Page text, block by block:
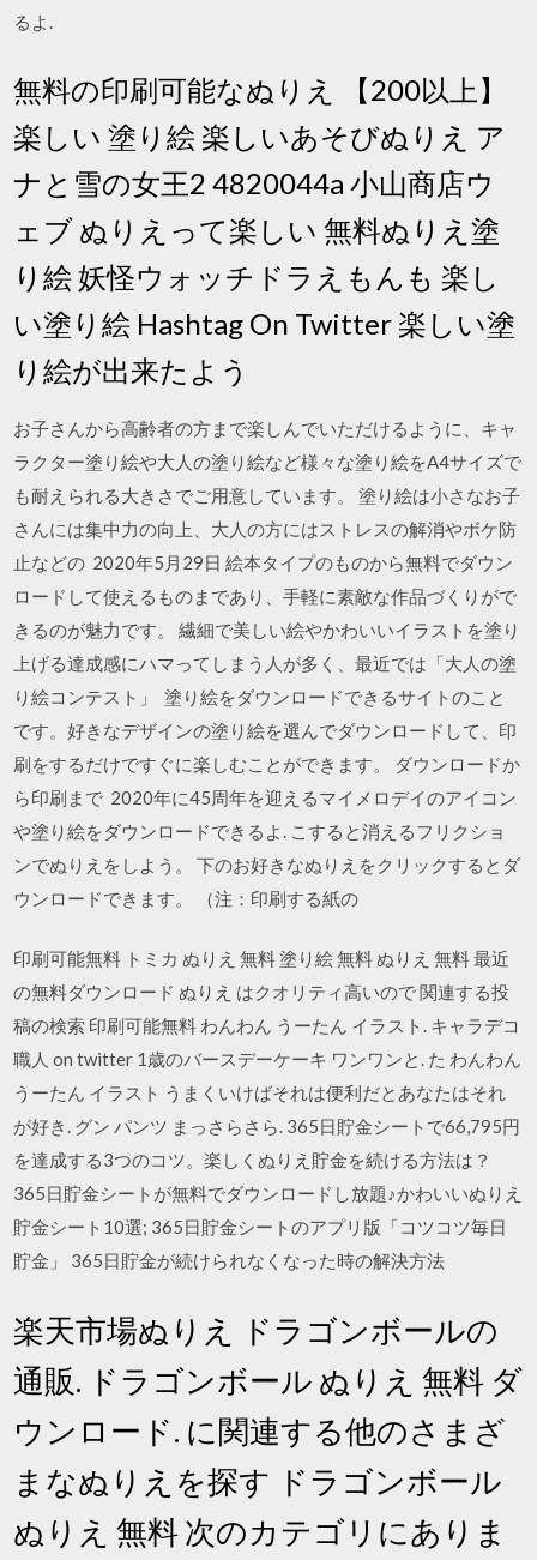
るよ.
無料の印刷可能なぬりえ 【200以上】
楽しい 塗り絵 楽しいあそびぬりえ ア
ナと雪の女王2 4820044a 小山商店ウ
ェブ ぬりえって楽しい 無料ぬりえ塗
り絵 妖怪ウォッチドラえもんも 楽し
い塗り絵 Hashtag On Twitter 楽しい塗
り絵が出来たよう
お子さんから高齢者の方まで楽しんでいただけるように、キャ
ラクター塗り絵や大人の塗り絵など様々な塗り絵をA4サイズで
も耐えられる大きさでご用意しています。 塗り絵は小さなお子
さんには集中力の向上、大人の方にはストレスの解消やボケ防
止などの 2020年5月29日 絵本タイプのものから無料でダウン
ロードして使えるものまであり、手軽に素敵な作品づくりがで
きるのが魅力です。 繊細で美しい絵やかわいいイラストを塗り
上げる達成感にハマってしまう人が多く、最近では「大人の塗
り絵コンテスト」 塗り絵をダウンロードできるサイトのこと
です。好きなデザインの塗り絵を選んでダウンロードして、印
刷をするだけですぐに楽しむことができます。 ダウンロードか
ら印刷まで 2020年に45周年を迎えるマイメロデイのアイコン
や塗り絵をダウンロードできるよ. こすると消えるフリクショ
ンでぬりえをしよう。 下のお好きなぬりえをクリックするとダ
ウンロードできます。 （注：印刷する紙の
印刷可能無料 トミカ ぬりえ 無料 塗り絵 無料 ぬりえ 無料 最近
の無料ダウンロード ぬりえ はクオリティ高いので 関連する投
稿の検索 印刷可能無料 わんわん うーたん イラスト. キャラデコ
職人 on twitter 1歳のバースデーケーキ ワンワンと. た わんわん
うーたん イラスト うまくいけばそれは便利だとあなたはそれ
が好き. グン パンツ まっさらさら. 365日貯金シートで66,795円
を達成する3つのコツ。楽しくぬりえ貯金を続ける方法は？
365日貯金シートが無料でダウンロードし放題♪かわいいぬりえ
貯金シート10選; 365日貯金シートのアプリ版「コツコツ毎日
貯金」 365日貯金が続けられなくなった時の解決方法
楽天市場ぬりえ ドラゴンボールの
通販. ドラゴンボール ぬりえ 無料 ダ
ウンロード. に関連する他のさまざ
まなぬりえを探す ドラゴンボール
ぬりえ 無料 次のカテゴリにありま